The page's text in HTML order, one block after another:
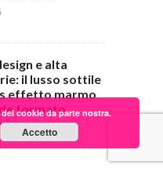
e alta
il lusso sottile
effetto marmo
formato
cookie da parte nostra.
Accetto